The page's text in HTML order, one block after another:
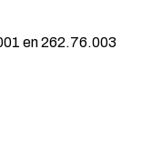
en 262.76.003